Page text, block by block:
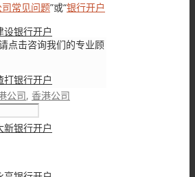
设银行开户
打银行开户
新银行开户
常见问题”或“银行开户
点击咨询我们的专业顾
公司, 香港公司